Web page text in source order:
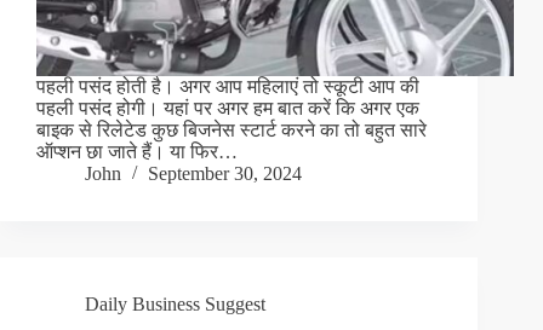
पहली पसंद होती है। अगर आप महिलाएं तो स्कूटी आप की
पहली पसंद होगी। यहां पर अगर हम बात करें कि अगर एक
बाइक से रिलेटेड कुछ बिजनेस स्टार्ट करने का तो बहुत सारे
ऑप्शन छा जाते हैं। या फिर…
John
September 30, 2024
Daily Business Suggest